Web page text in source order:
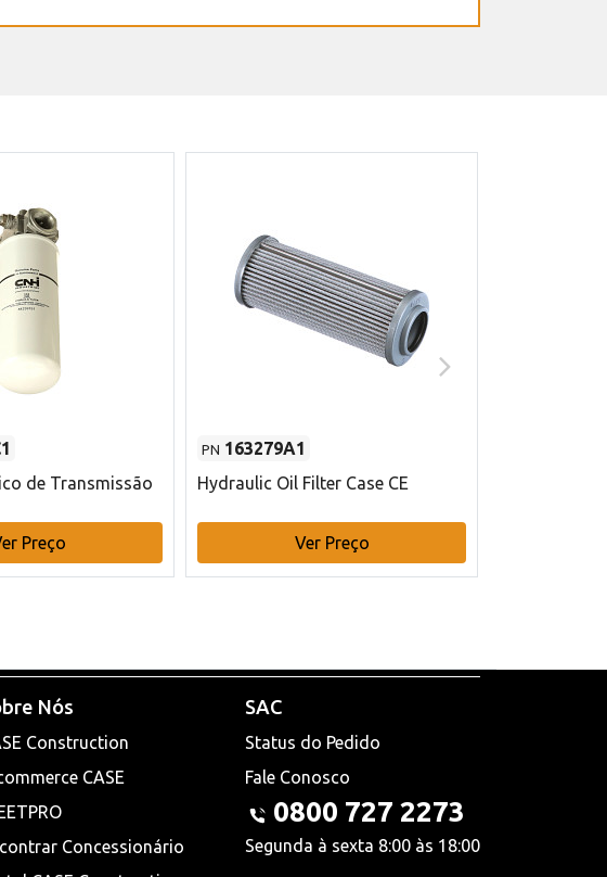
de Transmissão
Preço
PN 163279A1
Hydraulic Oil Filter Case CE
Ver Preço
Nós
Construction
CASE
Concessionário
SAC
Status do Pedido
Fale Conosco
0800 727 2273
Segunda à sexta 8:00 às 18:00